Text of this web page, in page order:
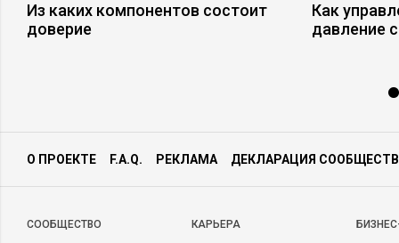
Из каких компонентов состоит
доверие
Как
давление
О ПРОЕКТЕ F.A.Q. РЕКЛАМА ДЕКЛАРАЦИЯ
CООБЩЕСТВО КАРЬЕРА